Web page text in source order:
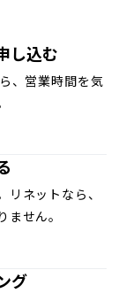
し込む
、営業時間を気
ネットなら、
せん。
グ